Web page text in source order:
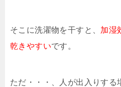
そこに洗濯物を干すと、 加湿
乾きやすいです。
ただ・・・、人が出入りする